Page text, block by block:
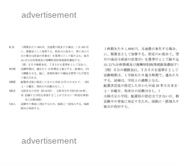
advertisement
advertisement